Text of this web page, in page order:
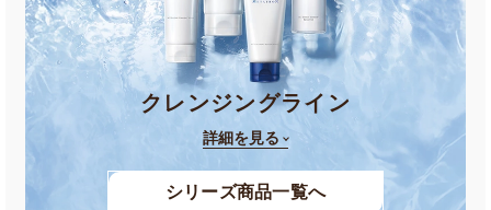
クレンジングライン
詳細を見る
シリーズ商品一覧へ